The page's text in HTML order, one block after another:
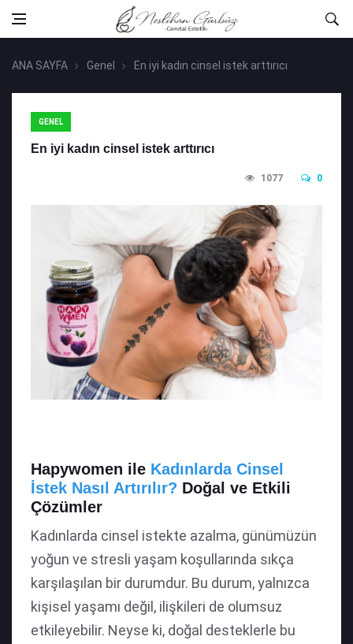
ANA SAYFA Genel En iyi kadın cinsel istek arttırıcı
GENEL
En iyi kadın cinsel istek arttırıcı
1077 0
Hapywomen ile Kadınlarda Cinsel
İstek Nasıl Artırılır? Doğal ve Etkili
Çözümler
Kadınlarda cinsel istekte azalma, günümüzün
yoğun ve stresli yaşam koşullarında sıkça
karşılaşılan bir durumdur. Bu durum, yalnızca
kişisel yaşamı değil, ilişkileri de olumsuz
etkileyebilir. Neyse ki, doğal desteklerle bu